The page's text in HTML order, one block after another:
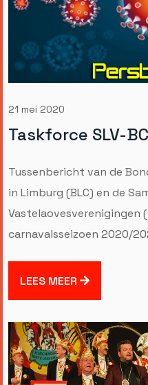
21 mei 2020
Taskforce SLV-
Tussenbericht van de
in Limburg (BLC) en de
Vastelaovesverenigingen
carnavalsseizoen 2020/
LEES MEER